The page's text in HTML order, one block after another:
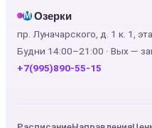
М Озерки
пр. Луначарского, д. 1 к. 1,
Будни 14:00–21:00 · Вых —
+7(995)890-55-15